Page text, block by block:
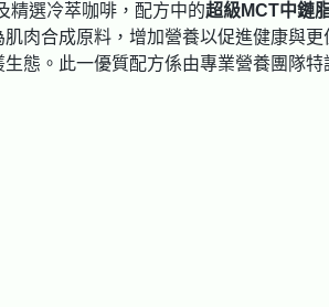
精選冷萃咖啡，配方中的超級MCT中鏈
肉合成原料，增加營養以促進健康與
態。此一優質配方係由專業營養團隊